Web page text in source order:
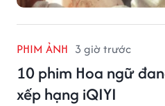
PHIM ẢNH 3 giờ trước
10 phim Hoa ngữ
xếp hạng iQIYI